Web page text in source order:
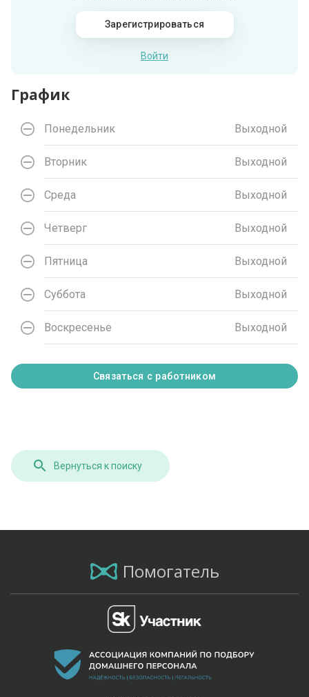
Зарегистрироваться
Войти
График
Понедельник Выходной
Вторник Выходной
Среда Выходной
Четверг Выходной
Пятница Выходной
Суббота Выходной
Воскресенье Выходной
Связаться с работником
Вернуться к поиску
Помогатель